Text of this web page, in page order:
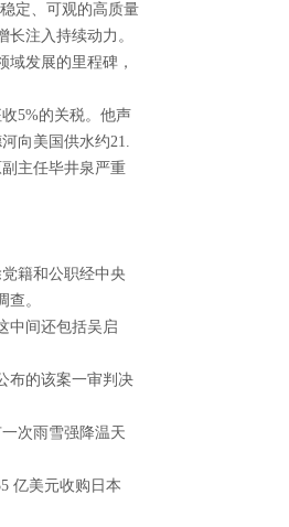
定、可观的高质量
注入持续动力。
发展的里程碑，
5%的关税。他声
向美国供水约21.
主任毕井泉严重
籍和公职经中央
。
中间还包括吴启
布的该案一审判决
次雨雪强降温天
亿美元收购日本